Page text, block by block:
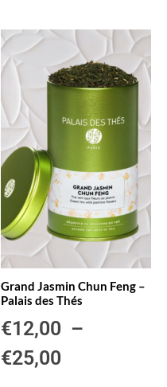
Grand Jasmin Chun Feng –
Palais des Thés
€12,00 –
€25,00